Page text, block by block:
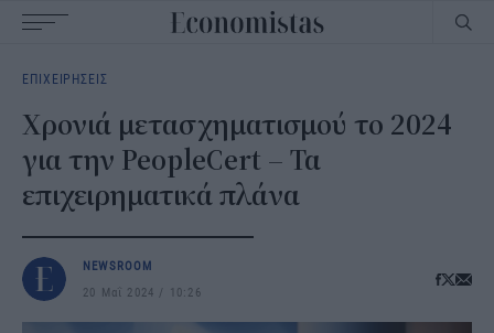
navigation
ΕΠΙΧΕΙΡΗΣΕΙΣ
Χρονιά μετασχηματισμού το 2024
για την PeopleCert – Τα
επιχειρηματικά πλάνα
NEWSROOM
20 Μαΐ 2024
10:26